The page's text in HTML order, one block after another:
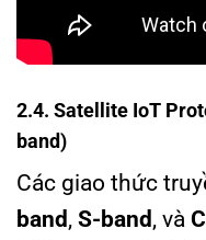
2.4. Satellite IoT
band)
Các giao thức
band , S-band , và